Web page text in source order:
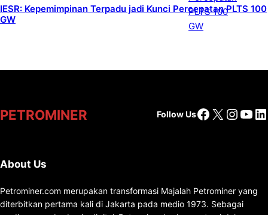
IESR: Kepemimpinan Terpadu jadi Kunci Percepatan PLTS 100
GW
PETROMINER Follow UsFacebook
X
About Us
Petrominer.com merupakan transformasi Majalah Petrominer yang
diterbitkan pertama kali di Jakarta pada medio 1973. Sebagai